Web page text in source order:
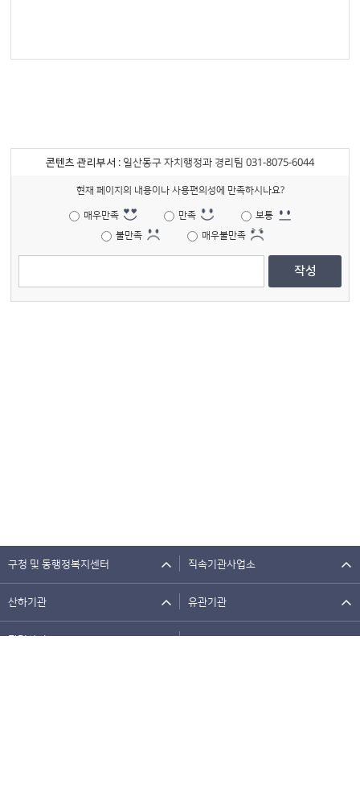
콘텐츠 관리부서 : 일산동구 자치행정과 경리팀 031-8075-6044
현재 페이지의 내용이나 사용편의성에 만족하시나요?
매우만족 만족
보통
불만족
매우불만족
작성
구청 및 동행정복지센터 직속기관사업소
산하기관 유관기관